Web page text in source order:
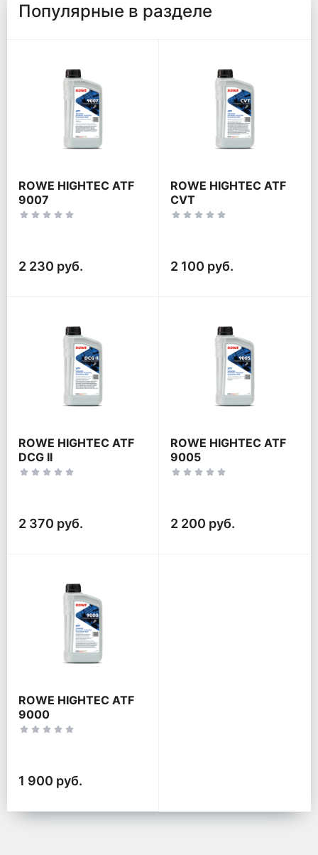
Популярные в разделе
ROWE HIGHTEC ATF
9007
2 230 руб.
ROWE HIGHTEC ATF
CVT
2 100 руб.
ROWE HIGHTEC ATF
DCG II
2 370 руб.
ROWE HIGHTEC ATF
9005
2 200 руб.
ROWE HIGHTEC ATF
9000
1 900 руб.